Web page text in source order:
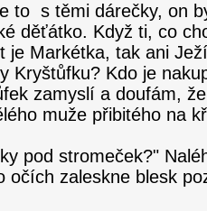
to s těmi dárečky, on
děťátko. Když ti, co
je Markétka, tak ani
Kryštůfku? Kdo je
zamyslí a doufám,
muže přibitého na
pod stromeček?"
očích zaleskne blesk